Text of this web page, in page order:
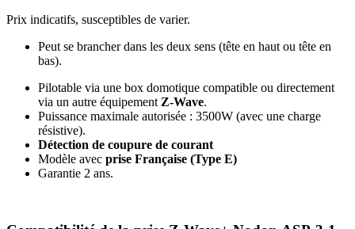
Prix indicatifs, susceptibles de varier.
Peut se brancher dans les deux sens (tête en haut ou tête en
bas).
Pilotable via une box domotique compatible ou directement
via un autre équipement Z-Wave.
Puissance maximale autorisée : 3500W (avec une charge
résistive).
Détection de coupure de courant
Modèle avec prise Française (Type E)
Garantie 2 ans.